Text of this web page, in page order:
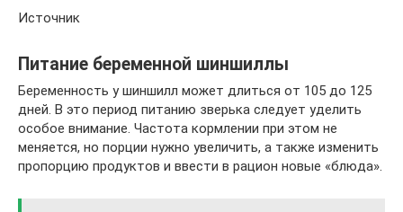
Источник
Питание беременной шиншиллы
Беременность у шиншилл может длиться от 105 до 125
дней. В это период питанию зверька следует уделить
особое внимание. Частота кормлении при этом не
меняется, но порции нужно увеличить, а также изменить
пропорцию продуктов и ввести в рацион новые «блюда».